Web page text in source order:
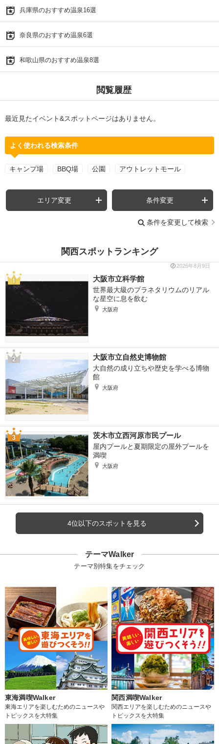
兵庫県のおすすめ温泉16選
奈良県のおすすめ温泉6選
和歌山県のおすすめ温泉8選
閲覧履歴
最近見たイベント&スポットページはありません。
よく使われる検索条件
キャンプ場 BBQ場 公園 アウトレットモール
エリア変更 条件変更
条件を変更して検索
関西スポットランキング
2026年8月9日
大阪市立科学館
世界最大級のプラネタリウムのリアル
な星空に息を飲む
大阪府
大阪市立自然史博物館
大自然の成り立ちや歴史を学べる博物
館
大阪府
茨木市立西河原市民プール
屋内プールと夏期限定の屋外プールを
満喫
大阪府
4位以下のスポットを見る
テーマWalker
テーマ別特集をチェック
東海満喫Walker
東海エリアを楽しむためのニュースや
トピックスを大特集
関西満喫Walker
関西エリアを楽しむためのニュースや
トピックスを大特集